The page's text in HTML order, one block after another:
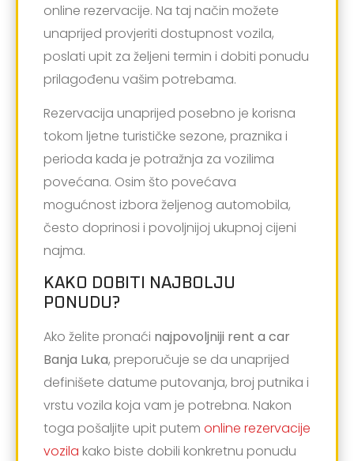
online rezervacije. Na taj način možete
unaprijed provjeriti dostupnost vozila,
poslati upit za željeni termin i dobiti ponudu
prilagođenu vašim potrebama.
Rezervacija unaprijed posebno je korisna
tokom ljetne turističke sezone, praznika i
perioda kada je potražnja za vozilima
povećana. Osim što povećava
mogućnost izbora željenog automobila,
često doprinosi i povoljnijoj ukupnoj cijeni
najma.
KAKO DOBITI NAJBOLJU
PONUDU?
Ako želite pronaći najpovoljniji rent a car
Banja Luka, preporučuje se da unaprijed
definišete datume putovanja, broj putnika i
vrstu vozila koja vam je potrebna. Nakon
toga pošaljite upit putem online rezervacije
vozila kako biste dobili konkretnu ponudu